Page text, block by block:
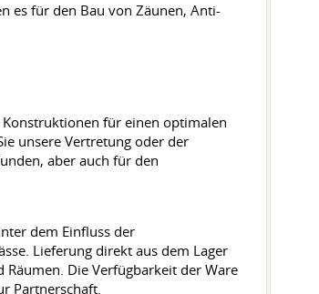
es für den Bau von Zäunen, Anti-
für einen optimalen
unsere Vertretung oder der
aber auch für den
dem Einfluss der
Lieferung direkt aus dem Lager
Die Verfügbarkeit der Ware
Partnerschaft.